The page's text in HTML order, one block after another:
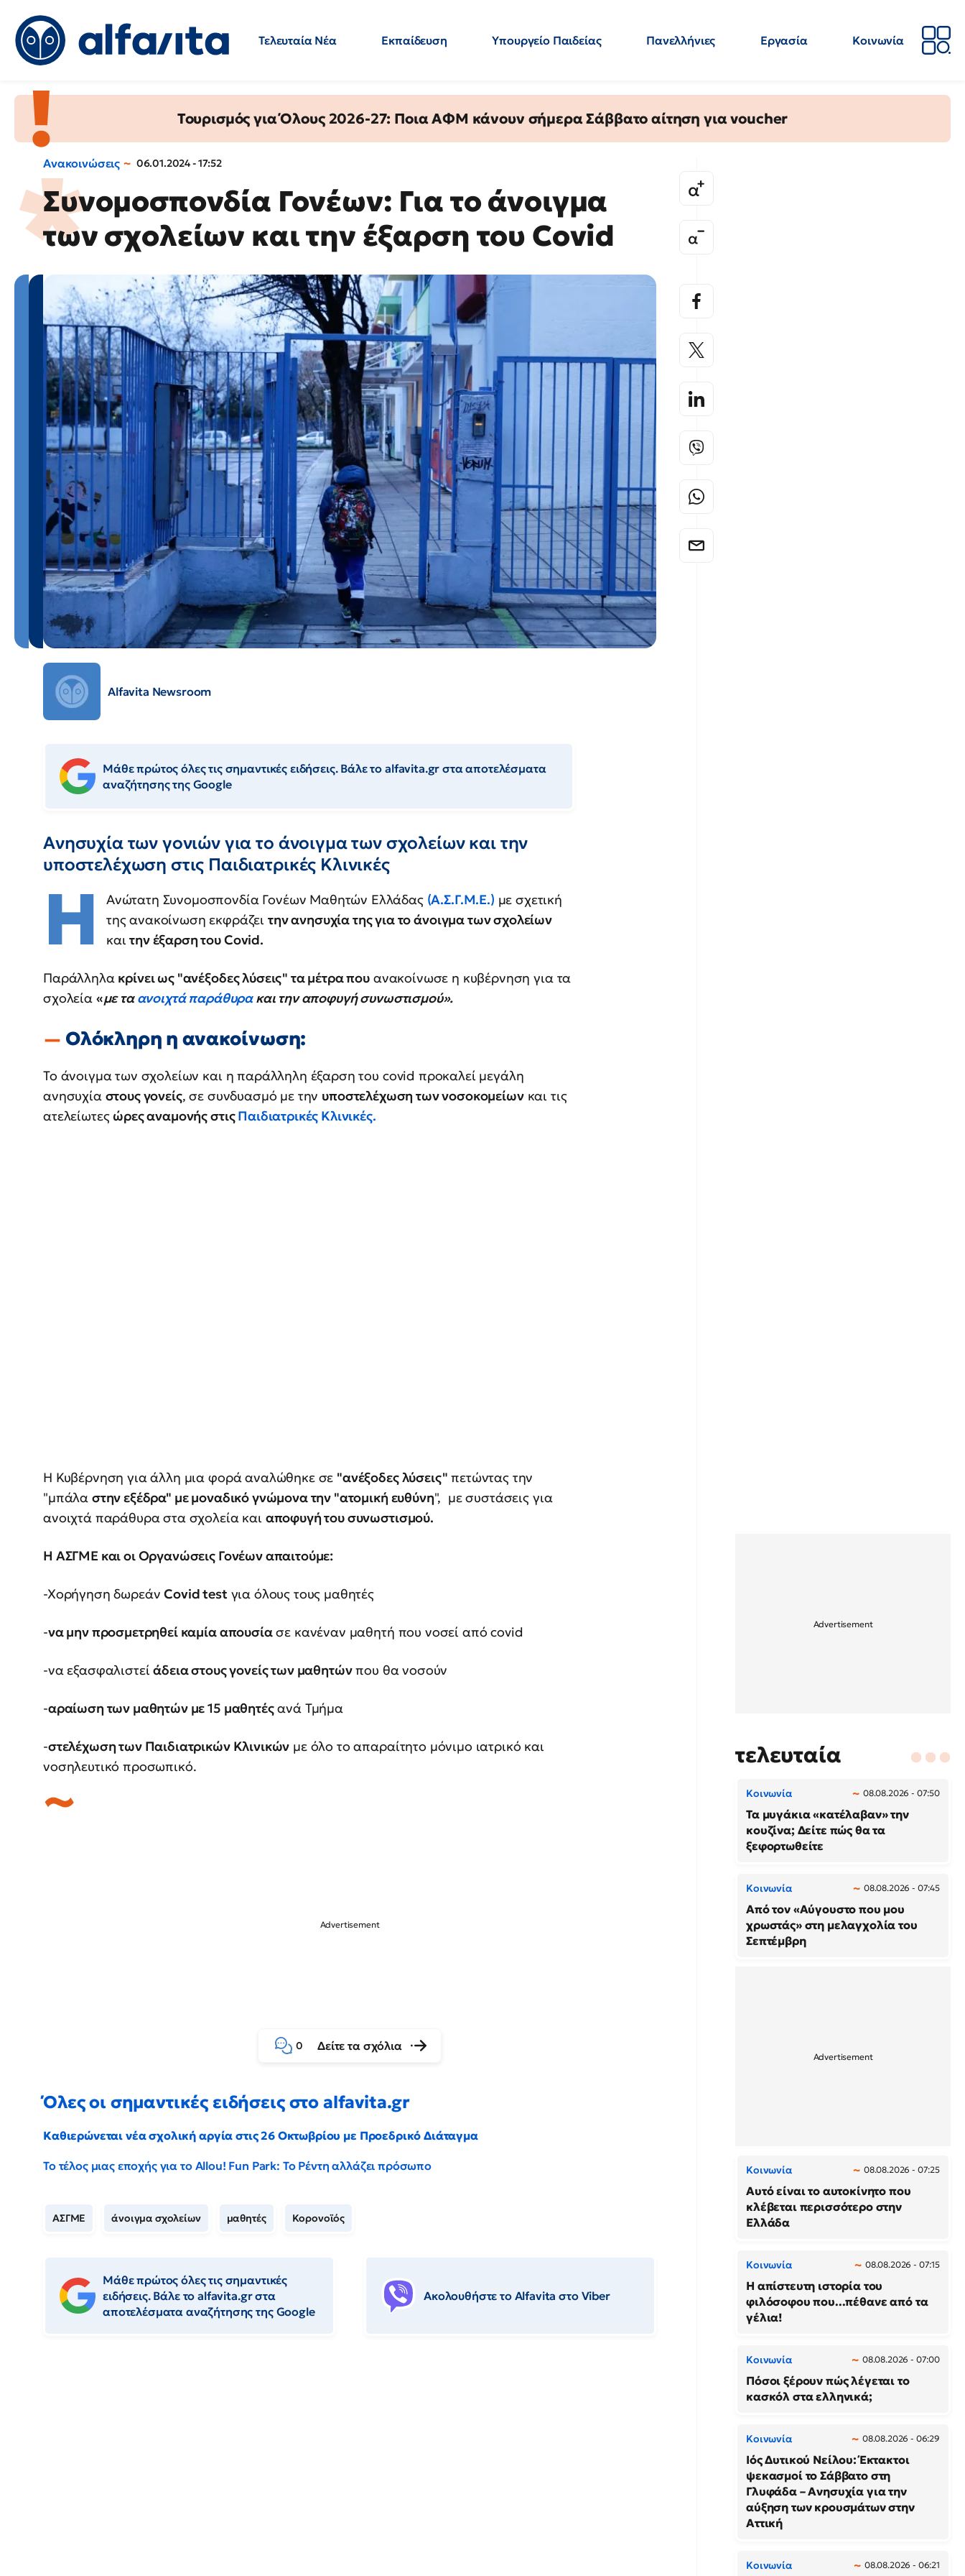
Τελευταία Νέα Εκπαίδευση Υπουργείο Παιδείας Πανελλήνιες Εργασία
Κοινωνία
Τουρισμός για Όλους 2026-27: Ποια ΑΦΜ κάνουν σήμερα Σάββατο αίτηση για voucher
Ανακοινώσεις 06.01.2024 - 17:52
Συνομοσπονδία Γονέων: Για το άνοιγμα
των σχολείων και την έξαρση του Covid
Alfavita Newsroom
Μάθε πρώτος όλες τις σημαντικές ειδήσεις. Βάλε το alfavita.gr στα αποτελέσματα
αναζήτησης της Google
Ανησυχία των γονιών για το άνοιγμα των σχολείων και την
υποστελέχωση στις Παιδιατρικές Κλινικές
Η Ανώτατη Συνομοσπονδία Γονέων Μαθητών Ελλάδας (Α.Σ.Γ.Μ.Ε.) με σχετική
της ανακοίνωση εκφράζειτην ανησυχία της για το άνοιγμα των σχολείων
καιτην έξαρση τουCovid.
Παράλληλα κρίνει ως "ανέξοδες λύσεις" τα μέτρα που ανακοίνωσε η κυβέρνηση για τα
σχολεία «με ταανοιχτά παράθυρακαι την αποφυγή συνωστισμού».
Ολόκληρη η ανακοίνωση:
To άνοιγμα των σχολείων και η παράλληλη έξαρση του covid προκαλεί μεγάλη
ανησυχία στους γονείς, σε συνδυασμό με την υποστελέχωση των νοσοκομείωνκαι τις
ατελείωτες ώρες αναμονής στιςΠαιδιατρικές Κλινικές.
Η Κυβέρνηση για άλλη μια φορά αναλώθηκε σε "ανέξοδες λύσεις" πετώντας την
"μπάλα στην εξέδρα" με μοναδικό γνώμονα την "ατομική ευθύνη", με συστάσεις για
ανοιχτά παράθυρα στα σχολεία και αποφυγή του συνωστισμού.
Η ΑΣΓΜΕ και οι Οργανώσεις Γονέων απαιτούμε:
-Χορήγηση δωρεάνCovid testγια όλους τους μαθητές
-να μην προσμετρηθεί καμία απουσίασε κανέναν μαθητή που νοσεί από covid
-να εξασφαλιστείάδεια στους γονείς των μαθητώνπου θα νοσούν
-αραίωση των μαθητών με 15 μαθητέςανά Τμήμα
-στελέχωση των Παιδιατρικών Κλινικών με όλο το απαραίτητο μόνιμο ιατρικό και
νοσηλευτικό προσωπικό.
0 Δείτε τα σχόλια
Όλες οι σημαντικές ειδήσεις στο alfavita.gr
Καθιερώνεται νέα σχολική αργία στις 26 Οκτωβρίου με Προεδρικό Διάταγμα
Το τέλος μιας εποχής για το Allou! Fun Park: Το Ρέντη αλλάζει πρόσωπο
ΑΣΓΜΕ άνοιγμα σχολείων μαθητές Κορονοϊός
Μάθε πρώτος όλες τις σημαντικές
ειδήσεις. Βάλε το alfavita.gr στα
αποτελέσματα αναζήτησης της Google
Ακολουθήστε το Αlfavita στο Viber
τελευταία
Κοινωνία 08.08.2026 - 07:50
Τα μυγάκια «κατέλαβαν» την
κουζίνα; Δείτε πώς θα τα
ξεφορτωθείτε
Κοινωνία 08.08.2026 - 07:45
Από τον «Αύγουστο που μου
χρωστάς» στη μελαγχολία του
Σεπτέμβρη
Κοινωνία 08.08.2026 - 07:25
Αυτό είναι το αυτοκίνητο που
κλέβεται περισσότερο στην
Ελλάδα
Κοινωνία 08.08.2026 - 07:15
Η απίστευτη ιστορία του
φιλόσοφου που...πέθανε από τα
γέλια!
Κοινωνία 08.08.2026 - 07:00
Πόσοι ξέρουν πώς λέγεται το
κασκόλ στα ελληνικά;
Κοινωνία 08.08.2026 - 06:29
Ιός Δυτικού Νείλου: Έκτακτοι
ψεκασμοί το Σάββατο στη
Γλυφάδα – Ανησυχία για την
αύξηση των κρουσμάτων στην
Αττική
Κοινωνία 08.08.2026 - 06:21